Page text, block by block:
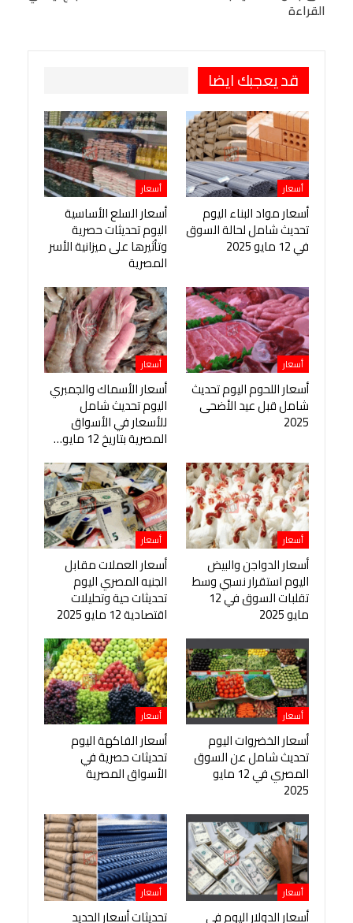
القراءة
قد يعجبك ايضا
أسعار
أسعار مواد البناء اليوم
تحديث شامل لحالة السوق
في 12 مايو 2025
أسعار
أسعار السلع الأساسية
اليوم تحديثات حصرية
وتأثيرها على ميزانية الأسر
المصرية
أسعار
أسعار اللحوم اليوم تحديث
شامل قبل عيد الأضحى
2025
أسعار
أسعار الأسماك والجمبري
اليوم تحديث شامل
للأسعار في الأسواق
المصرية بتاريخ 12 مايو…
أسعار
أسعار الدواجن والبيض
اليوم استقرار نسبي وسط
تقلبات السوق في 12
مايو 2025
أسعار
أسعار العملات مقابل
الجنيه المصري اليوم
تحديثات حية وتحليلات
اقتصادية 12 مايو 2025
أسعار
أسعار الخضروات اليوم
تحديث شامل عن السوق
المصري في 12 مايو
2025
أسعار
أسعار الفاكهة اليوم
تحديثات حصرية في
الأسواق المصرية
أسعار
أسعار الدولار اليوم في
أسعار
تحديثات أسعار الحديد